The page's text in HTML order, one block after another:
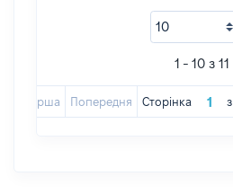
1 - 10 з 11
Перша Попередня Сторінка з